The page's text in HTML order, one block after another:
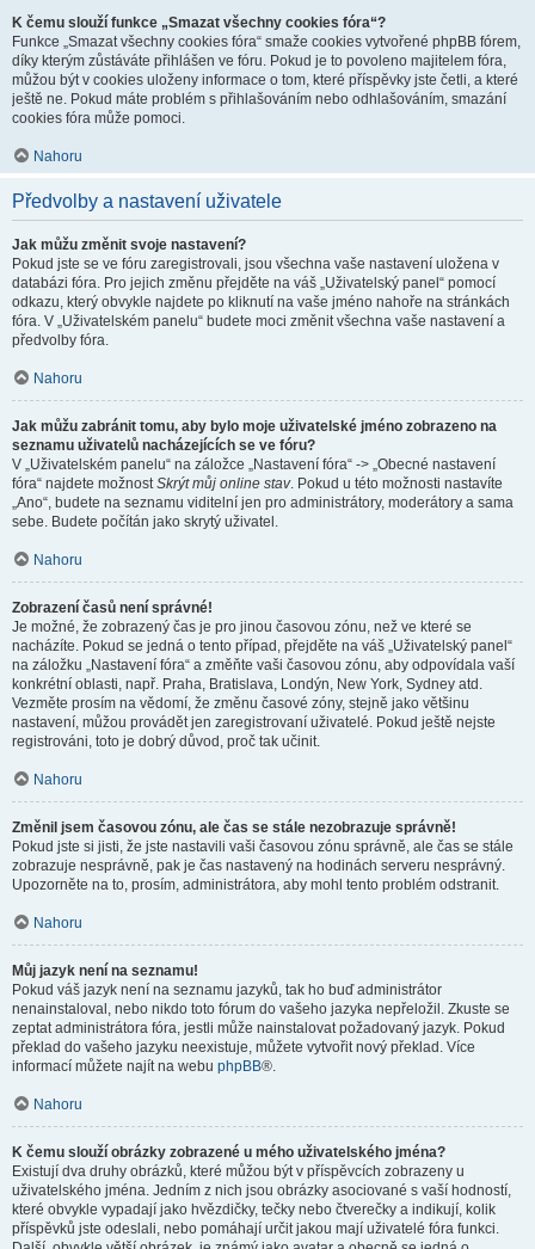
K čemu slouží funkce „Smazat všechny cookies fóra“?
Funkce „Smazat všechny cookies fóra“ smaže cookies vytvořené phpBB fórem,
díky kterým zůstáváte přihlášen ve fóru. Pokud je to povoleno majitelem fóra,
můžou být v cookies uloženy informace o tom, které příspěvky jste četli, a které
ještě ne. Pokud máte problém s přihlašováním nebo odhlašováním, smazání
cookies fóra může pomoci.
Nahoru
Předvolby a nastavení uživatele
Jak můžu změnit svoje nastavení?
Pokud jste se ve fóru zaregistrovali, jsou všechna vaše nastavení uložena v
databázi fóra. Pro jejich změnu přejděte na váš „Uživatelský panel“ pomocí
odkazu, který obvykle najdete po kliknutí na vaše jméno nahoře na stránkách
fóra. V „Uživatelském panelu“ budete moci změnit všechna vaše nastavení a
předvolby fóra.
Nahoru
Jak můžu zabránit tomu, aby bylo moje uživatelské jméno zobrazeno na
seznamu uživatelů nacházejících se ve fóru?
V „Uživatelském panelu“ na záložce „Nastavení fóra“ -> „Obecné nastavení
fóra“ najdete možnostSkrýt můj online stav. Pokud u této možnosti nastavíte
„Ano“, budete na seznamu viditelní jen pro administrátory, moderátory a sama
sebe. Budete počítán jako skrytý uživatel.
Nahoru
Zobrazení časů není správné!
Je možné, že zobrazený čas je pro jinou časovou zónu, než ve které se
nacházíte. Pokud se jedná o tento případ, přejděte na váš „Uživatelský panel“
na záložku „Nastavení fóra“ a změňte vaši časovou zónu, aby odpovídala vaší
konkrétní oblasti, např. Praha, Bratislava, Londýn, New York, Sydney atd.
Vezměte prosím na vědomí, že změnu časové zóny, stejně jako většinu
nastavení, můžou provádět jen zaregistrovaní uživatelé. Pokud ještě nejste
registrováni, toto je dobrý důvod, proč tak učinit.
Nahoru
Změnil jsem časovou zónu, ale čas se stále nezobrazuje správně!
Pokud jste si jisti, že jste nastavili vaši časovou zónu správně, ale čas se stále
zobrazuje nesprávně, pak je čas nastavený na hodinách serveru nesprávný.
Upozorněte na to, prosím, administrátora, aby mohl tento problém odstranit.
Nahoru
Můj jazyk není na seznamu!
Pokud váš jazyk není na seznamu jazyků, tak ho buď administrátor
nenainstaloval, nebo nikdo toto fórum do vašeho jazyka nepřeložil. Zkuste se
zeptat administrátora fóra, jestli může nainstalovat požadovaný jazyk. Pokud
překlad do vašeho jazyku neexistuje, můžete vytvořit nový překlad. Více
informací můžete najít na webu phpBB®.
Nahoru
K čemu slouží obrázky zobrazené u mého uživatelského jména?
Existují dva druhy obrázků, které můžou být v příspěvcích zobrazeny u
uživatelského jména. Jedním z nich jsou obrázky asociované s vaší hodností,
které obvykle vypadají jako hvězdičky, tečky nebo čtverečky a indikují, kolik
příspěvků jste odeslali, nebo pomáhají určit jakou mají uživatelé fóra funkci.